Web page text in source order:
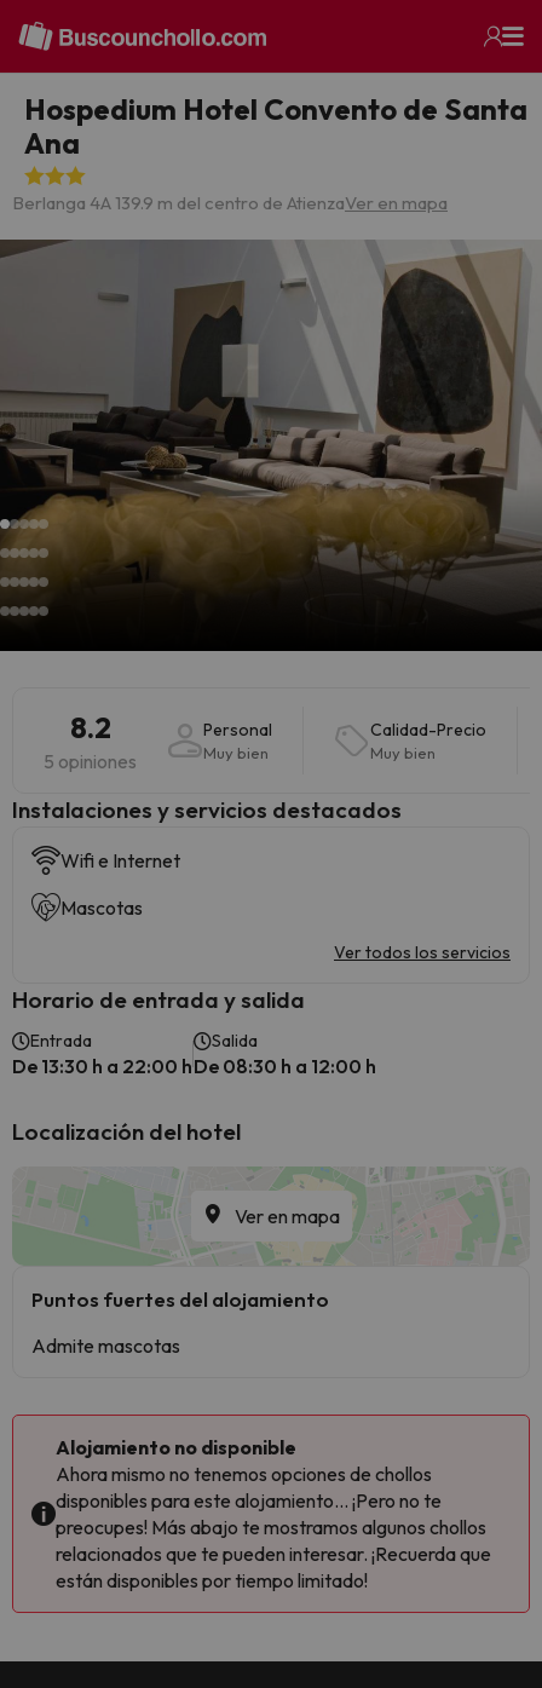
Hospedium Hotel Convento de Santa
Ana
Berlanga 4A 139.9 m del centro de AtienzaVer en mapa
8.2
5 opiniones
Personal
Muy bien
Calidad-Precio
Muy bien
Instalaciones y servicios destacados
Wifi e Internet
Mascotas
Ver todos los servicios
Horario de entrada y salida
Entrada
De 13:30 h a 22:00 h
Salida
De 08:30 h a 12:00 h
Localización del hotel
Ver en mapa
Puntos fuertes del alojamiento
Admite mascotas
Alojamiento no disponible
Ahora mismo no tenemos opciones de chollos
disponibles para este alojamiento... ¡Pero no te
preocupes! Más abajo te mostramos algunos chollos
relacionados que te pueden interesar. ¡Recuerda que
están disponibles por tiempo limitado!